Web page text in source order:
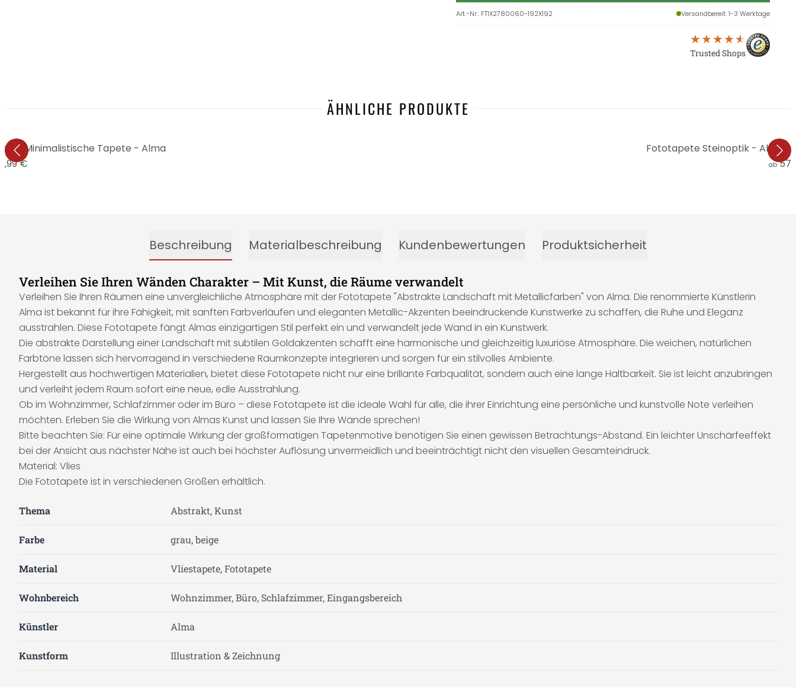
Art.-Nr.: FT1X2780060-192X192 Versandbereit: 1-3 Werktage
Trusted Shops
ÄHNLICHE PRODUKTE
| Minimalistische Tapete - Alma
€
Fototapete Steinoptik -
ab
Beschreibung Materialbeschreibung Kundenbewertungen Produktsicherheit
Verleihen Sie Ihren Wänden Charakter – Mit Kunst, die Räume verwandelt
Verleihen Sie Ihren Räumen eine unvergleichliche Atmosphäre mit der Fototapete "Abstrakte Landschaft mit Metallicfarben" von Alma. Die renommierte Künstlerin
Alma ist bekannt für ihre Fähigkeit, mit sanften Farbverläufen und eleganten Metallic-Akzenten beeindruckende Kunstwerke zu schaffen, die Ruhe und Eleganz
ausstrahlen. Diese Fototapete fängt Almas einzigartigen Stil perfekt ein und verwandelt jede Wand in ein Kunstwerk.
Die abstrakte Darstellung einer Landschaft mit subtilen Goldakzenten schafft eine harmonische und gleichzeitig luxuriöse Atmosphäre. Die weichen, natürlichen
Farbtöne lassen sich hervorragend in verschiedene Raumkonzepte integrieren und sorgen für ein stilvolles Ambiente.
Hergestellt aus hochwertigen Materialien, bietet diese Fototapete nicht nur eine brillante Farbqualität, sondern auch eine lange Haltbarkeit. Sie ist leicht anzubringen
und verleiht jedem Raum sofort eine neue, edle Ausstrahlung.
Ob im Wohnzimmer, Schlafzimmer oder im Büro – diese Fototapete ist die ideale Wahl für alle, die ihrer Einrichtung eine persönliche und kunstvolle Note verleihen
möchten. Erleben Sie die Wirkung von Almas Kunst und lassen Sie Ihre Wände sprechen!
Bitte beachten Sie: Für eine optimale Wirkung der großformatigen Tapetenmotive benötigen Sie einen gewissen Betrachtungs-Abstand. Ein leichter Unschärfeeffekt
bei der Ansicht aus nächster Nähe ist auch bei höchster Auflösung unvermeidlich und beeinträchtigt nicht den visuellen Gesamteindruck.
Material: Vlies
Die Fototapete ist in verschiedenen Größen erhältlich.
Thema Abstrakt, Kunst
Farbe grau, beige
Material Vliestapete, Fototapete
Wohnbereich Wohnzimmer, Büro, Schlafzimmer, Eingangsbereich
Künstler Alma
Kunstform Illustration & Zeichnung